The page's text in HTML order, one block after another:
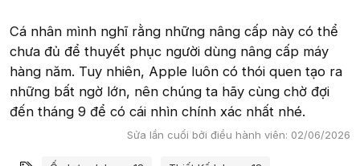
Cá nhân mình nghĩ rằng những nâng cấp này có thể
chưa đủ để thuyết phục người dùng nâng cấp máy
hàng năm. Tuy nhiên, Apple luôn có thói quen tạo ra
những bất ngờ lớn, nên chúng ta hãy cùng chờ đợi
đến tháng 9 để có cái nhìn chính xác nhất nhé.
Sửa lần cuối bởi điều hành viên: 02/06/2026